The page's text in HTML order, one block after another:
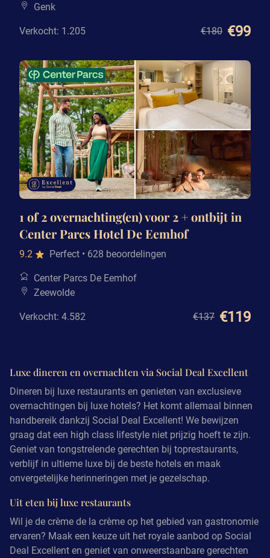
Genk
Verkocht: 1.205 €180 €99
1 of 2 overnachting(en) voor 2 + ontbijt in
Center Parcs Hotel De Eemhof
9.2 Perfect • 628 beoordelingen
Center Parcs De Eemhof
Zeewolde
Verkocht: 4.582 €137 €119
Luxe dineren en overnachten via Social Deal Excellent
Dineren bij luxe restaurants en genieten van exclusieve
overnachtingen bij luxe hotels? Het komt allemaal binnen
handbereik dankzij Social Deal Excellent! We bewijzen
graag dat een high class lifestyle niet prijzig hoeft te zijn.
Geniet van tongstrelende gerechten bij toprestaurants,
verblijf in ultieme luxe bij de beste hotels en maak
onvergetelijke herinneringen met je gezelschap.
Uit eten bij luxe restaurants
Wil je de crème de la crème op het gebied van gastronomie
ervaren? Maak een keuze uit het royale aanbod op Social
Deal Excellent en geniet van onweerstaanbare gerechten